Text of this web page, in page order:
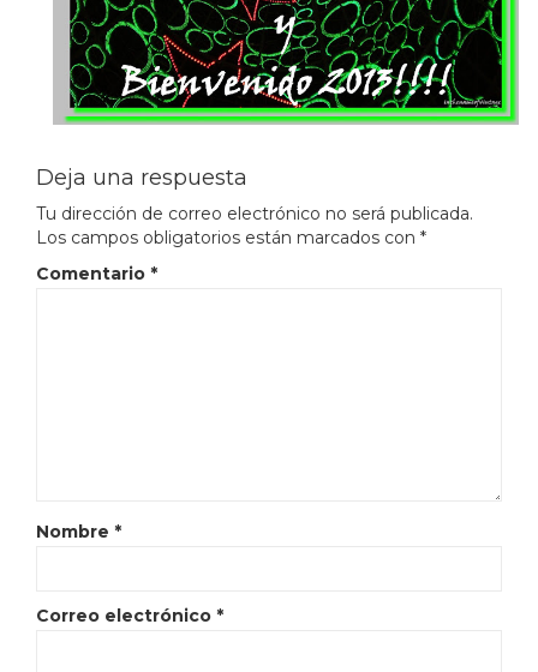
Deja una respuesta
Tu dirección de correo electrónico no será publicada.
Los campos obligatorios están marcados con *
Comentario *
Nombre *
Correo electrónico *